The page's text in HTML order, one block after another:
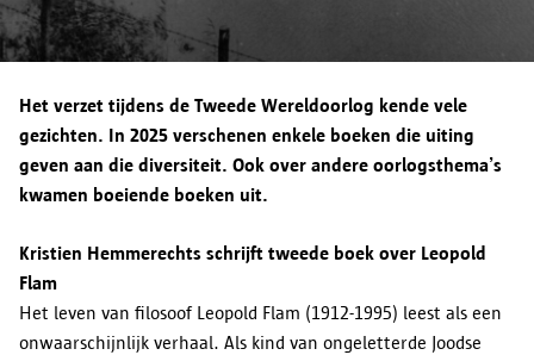
Het verzet tijdens de Tweede Wereldoorlog kende vele
gezichten. In 2025 verschenen enkele boeken die uiting
geven aan die diversiteit. Ook over andere oorlogsthema’s
kwamen boeiende boeken uit.
Kristien Hemmerechts schrijft tweede boek over Leopold
Flam
Het leven van filosoof Leopold Flam (1912-1995) leest als een
onwaarschijnlijk verhaal. Als kind van ongeletterde Joodse
Doorgifte aan andere partijen
opnemen viainformatieveiligheid@antwerpen.be
Bewaartermijn
wil weten hoe lang je gegevens in een specifiek geval
bewaard worden, kan je contact opnemen via
bewaartermijn worden je persoonsgegevens door stad
Antwerpen gewist.
Drukpersstraat 35
1000 BRUSSEL
Tel. 02/274.48.00
Fax 02/274.48.35
contact@apd-gba.be
Heb je vragen over de verwerking van je persoonsgegevens
functionaris voor de gegevensbescherming contacteren via
informatieveiligheid@antwerpen.be